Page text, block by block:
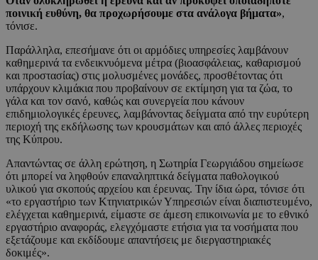
ποινική ευθύνη, θα προχωρήσουμε στα ανάλογα βήματα»,
τόνισε.
Παράλληλα, επεσήμανε ότι οι αρμόδιες υπηρεσίες λαμβάνουν
καθημερινά τα ενδεικνυόμενα μέτρα (βιοασφάλειας, καθαρισμού
και προστασίας) στις μολυσμένες μονάδες, προσθέτοντας ότι
υπάρχουν κλιμάκια που προβαίνουν σε εκτίμηση για τα ζώα, το
γάλα και τον σανό, καθώς και συνεργεία που κάνουν
επιδημιολογικές έρευνες, λαμβάνοντας δείγματα από την ευρύτερη
περιοχή της εκδήλωσης των κρουσμάτων και από άλλες περιοχές
της Κύπρου.
Απαντώντας σε άλλη ερώτηση, η Σωτηρία Γεωργιάδου σημείωσε
ότι μπορεί να ληφθούν επαναληπτικά δείγματα παθολογικού
υλικού για σκοπούς αρχείου και έρευνας. Την ίδια ώρα, τόνισε ότι
«το εργαστήριο των Κτηνιατρικών Υπηρεσιών είναι διαπιστευμένο,
ελέγχεται καθημερινά, είμαστε σε άμεση επικοινωνία με το εθνικό
εργαστήριο αναφοράς, ελεγχόμαστε ετήσια για τα νοσήματα που
εξετάζουμε και εκδίδουμε απαντήσεις με διεργαστηριακές
δοκιμές».